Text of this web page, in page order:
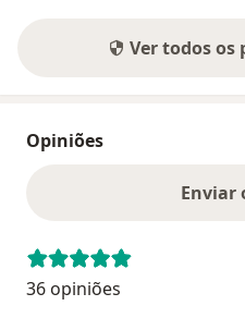
Ver todos os
Opiniões
Enviar
36 opiniões